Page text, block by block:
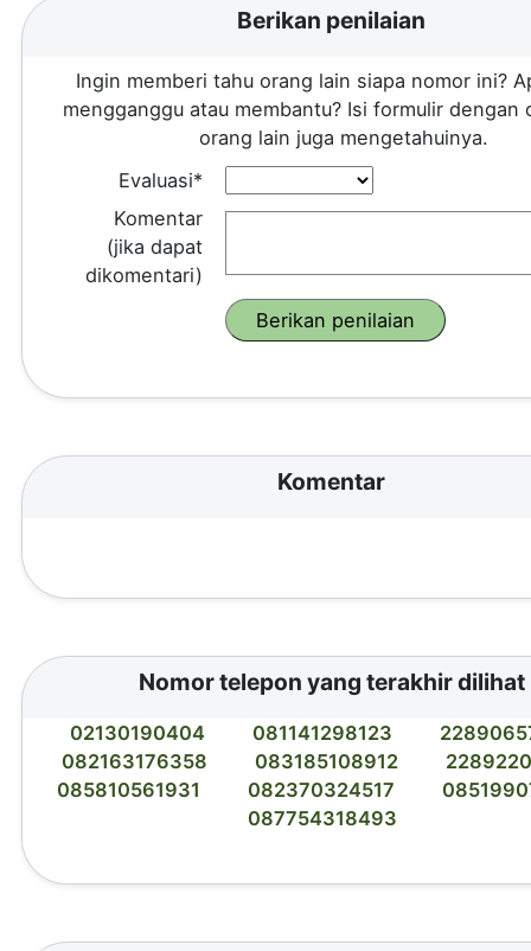
Berikan penilaian
Ingin memberi tahu orang lain siapa nomor ini?
mengganggu atau membantu? Isi formulir dengan
orang lain juga mengetahuinya.
Evaluasi*
Komentar
(jika dapat
dikomentari)
Komentar
Nomor telepon yang terakhir dilihat
02130190404 081141298123
082163176358
083185108912
085810561931
082370324517
087754318493